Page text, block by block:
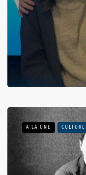
A LA UNE CULTURE